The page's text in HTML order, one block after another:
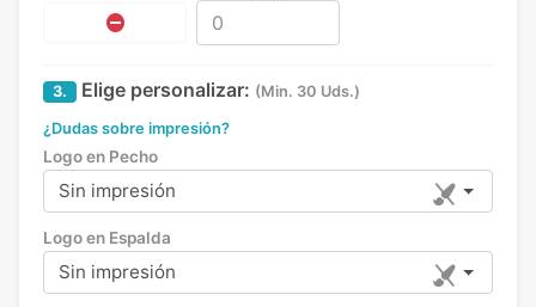
3. Elige personalizar: (Min. 30 Uds.)
¿Dudas sobre impresión?
Logo en Pecho
Sin impresión
Logo en Espalda
Sin impresión